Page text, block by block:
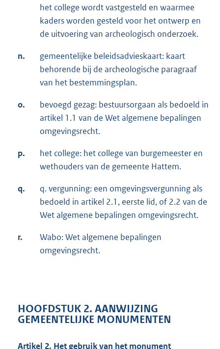
het college wordt vastgesteld en waarmee
kaders worden gesteld voor het ontwerp en
de uitvoering van archeologisch onderzoek.
n.
gemeentelijke beleidsadvieskaart: kaart
behorende bij de archeologische paragraaf
van het bestemmingsplan.
o.
bevoegd gezag: bestuursorgaan als bedoeld in
artikel 1.1 van de Wet algemene bepalingen
omgevingsrecht.
p.
het college: het college van burgemeester en
wethouders van de gemeente Hattem.
q.
q. vergunning: een omgevingsvergunning als
bedoeld in artikel 2.1, eerste lid, of 2.2 van de
Wet algemene bepalingen omgevingsrecht.
r.
Wabo: Wet algemene bepalingen
omgevingsrecht.
HOOFDSTUK 2. AANWIJZING
GEMEENTELIJKE MONUMENTEN
Artikel 2. Het gebruik van het monument